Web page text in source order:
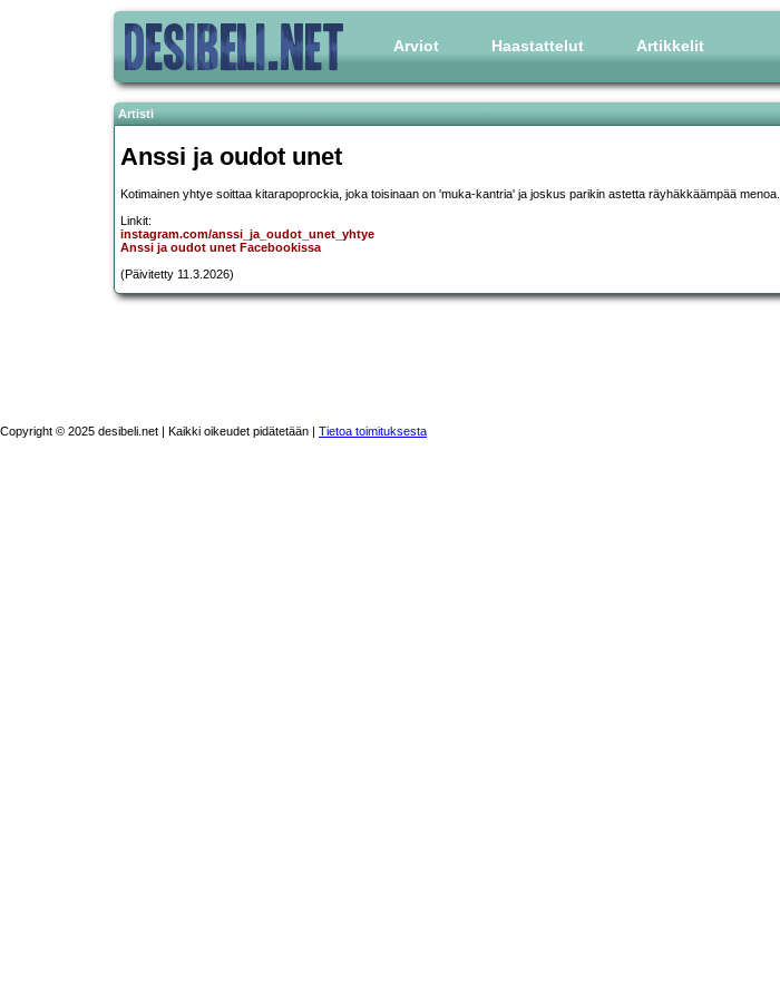
Arviot Haastattelut Artikkelit
Artisti
Anssi ja oudot unet
Kotimainen yhtye soittaa kitarapoprockia, joka toisinaan on 'muka-kantria' ja joskus parikin astetta räyhäkkäämpää menoa.
Linkit:
instagram.com/anssi_ja_oudot_unet_yhtye
Anssi ja oudot unet Facebookissa
(Päivitetty 11.3.2026)
Copyright © 2025 desibeli.net | Kaikki oikeudet pidätetään | Tietoa toimituksesta